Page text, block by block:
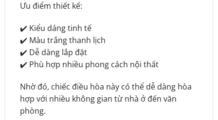
Ưu điểm thiết kế:
✔️ Kiểu dáng tinh tế
✔️ Màu trắng thanh lịch
✔️ Dễ dàng lắp đặt
✔️ Phù hợp nhiều phong cách nội thất
Nhờ đó, chiếc điều hòa này có thể dễ dàng hòa
hợp với nhiều không gian từ nhà ở đến văn
phòng.